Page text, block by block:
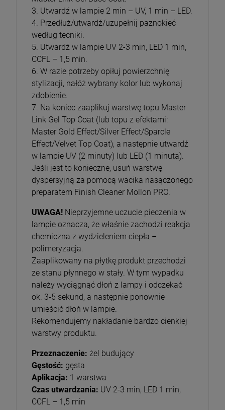
3. Utwardź w lampie 2 min – UV, 1 min – LED.
4. Przedłuż/utwardź/uzupełnij paznokieć
według tecniki.
5. Utwardź w lampie UV 2-3 min, LED 1 min,
CCFL – 1,5 min.
6. W razie potrzeby opiłuj powierzchnię
stylizacji, nałóż wybrany kolor lub wykonaj
zdobienie.
7. Na koniec zaaplikuj warstwę topu Master
Link Gel Top Coat (lub topu z efektami:
Master Gold Effect/Silver Effect/Sparcle
Effect/Velvet Top Coat), a następnie utwardź
w lampie UV (2 minuty) lub LED (1 minuta).
Jeśli jest to konieczne, usuń warstwę
dyspersyjną za pomocą wacika nasączonego
preparatem Finish Cleaner Mollon PRO.
UWAGA! Nieprzyjemne uczucie pieczenia w
lampie oznacza, że właśnie zachodzi reakcja
chemiczna z wydzieleniem ciepła –
polimeryzacja.
Zaaplikowany na płytkę produkt przechodzi
ze stanu płynnego w stały. W tym wypadku
należy wyciągnąć dłoń z lampy i odczekać
ok. 3-5 sekund, a następnie ponownie
umieścić dłoń w lampie.
Rekomendujemy nakładanie bardzo cienkiej
warstwy produktu.
Przeznaczenie: żel budujący
Gęstość: gęsta
Aplikacja: 1 warstwa
Czas utwardzania: UV 2-3 min, LED 1 min,
CCFL – 1,5 min